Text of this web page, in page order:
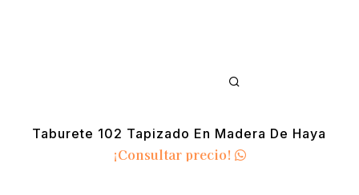
Taburete 102 Tapizado En Madera De Haya
¡Consultar precio!